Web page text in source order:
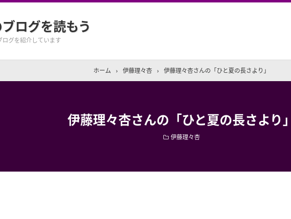
ログを読もう
グを紹介しています
ホーム › 伊藤理々杏 › 伊藤理々杏さんの「ひと夏の長さより」
伊藤理々杏さんの「ひと夏の長さより
伊藤理々杏